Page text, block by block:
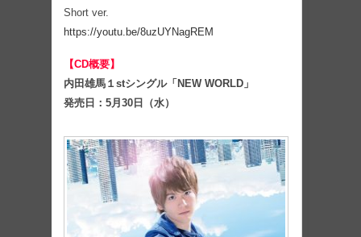
Short ver.
https://youtu.be/8uzUYNagREM
【CD概要】
内田雄馬１stシングル「NEW WORLD」
発売日：5月30日（水）